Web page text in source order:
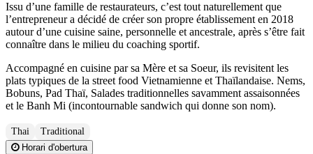
Issu d’une famille de restaurateurs, c’est tout naturellement que
l’entrepreneur a décidé de créer son propre établissement en 2018
autour d’une cuisine saine, personnelle et ancestrale, après s’être fait
connaître dans le milieu du coaching sportif.
Accompagné en cuisine par sa Mère et sa Soeur, ils revisitent les
plats typiques de la street food Vietnamienne et Thaïlandaise. Nems,
Bobuns, Pad Thaï, Salades traditionnelles savamment assaisonnées
et le Banh Mi (incontournable sandwich qui donne son nom).
Thai
Traditional
Horari d'obertura